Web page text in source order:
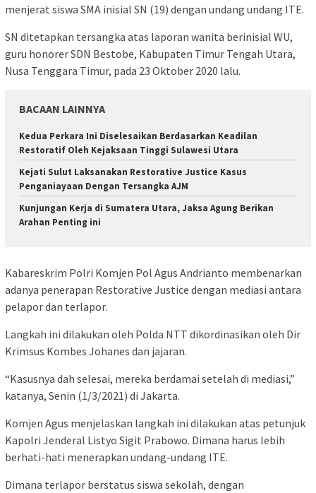
menjerat siswa SMA inisial SN (19) dengan undang undang ITE.
SN ditetapkan tersangka atas laporan wanita berinisial WU,
guru honorer SDN Bestobe, Kabupaten Timur Tengah Utara,
Nusa Tenggara Timur, pada 23 Oktober 2020 lalu.
BACAAN LAINNYA
Kedua Perkara Ini Diselesaikan Berdasarkan Keadilan
Restoratif Oleh Kejaksaan Tinggi Sulawesi Utara
Kejati Sulut Laksanakan Restorative Justice Kasus
Penganiayaan Dengan Tersangka AJM
Kunjungan Kerja di Sumatera Utara, Jaksa Agung Berikan
Arahan Penting ini
Kabareskrim Polri Komjen Pol Agus Andrianto membenarkan
adanya penerapan Restorative Justice dengan mediasi antara
pelapor dan terlapor.
Langkah ini dilakukan oleh Polda NTT dikordinasikan oleh Dir
Krimsus Kombes Johanes dan jajaran.
“Kasusnya dah selesai, mereka berdamai setelah di mediasi,”
katanya, Senin (1/3/2021) di Jakarta.
Komjen Agus menjelaskan langkah ini dilakukan atas petunjuk
Kapolri Jenderal Listyo Sigit Prabowo. Dimana harus lebih
berhati-hati menerapkan undang-undang ITE.
Dimana terlapor berstatus siswa sekolah, dengan